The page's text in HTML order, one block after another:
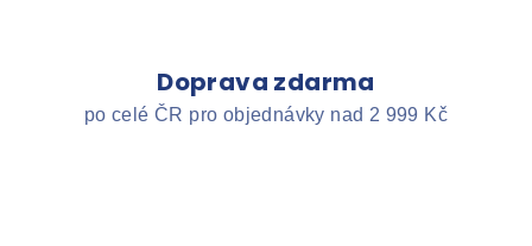
Doprava zdarma
po celé ČR pro objednávky nad 2 999 Kč